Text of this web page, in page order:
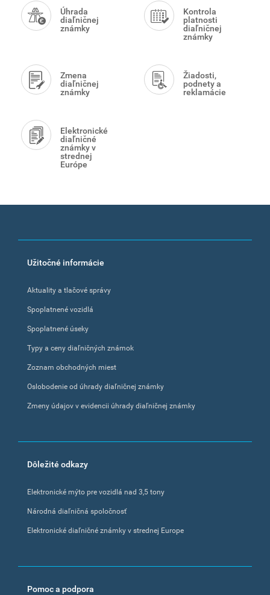
Menu
Úhrada
diaľničnej
známky
Kontrola
platnosti
diaľničnej
známky
Zmena
diaľničnej
známky
Žiadosti,
podnety a
reklamácie
Elektronické
diaľničné
známky v
strednej
Európe
Footer
Užitočné informácie
Aktuality a tlačové správy
Spoplatnené vozidlá
Spoplatnené úseky
Typy a ceny diaľničných známok
Zoznam obchodných miest
Oslobodenie od úhrady diaľničnej známky
Zmeny údajov v evidencii úhrady diaľničnej známky
Dôležité odkazy
Elektronické mýto pre vozidlá nad 3,5 tony
Národná diaľničná spoločnosť
Elektronické diaľničné známky v strednej Europe
Pomoc a podpora